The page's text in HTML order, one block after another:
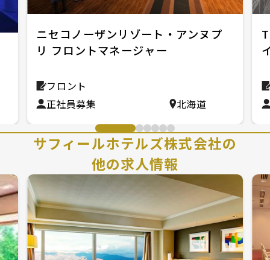
ニセコノーザンリゾート・アンヌプ
リ フロントマネージャー
フロント
正社員募集
北海道
サフィールホテルズ株式会社の
他の求人情報